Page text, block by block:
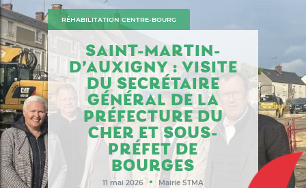
RÉHABILITATION CENTRE-BOURG
SAINT-MARTIN-
D’AUXIGNY : VISITE
DU SECRÉTAIRE
GÉNÉRAL DE LA
PRÉFECTURE DU
CHER ET SOUS-
PRÉFET DE
BOURGES
11 mai 2026 ● Mairie STMA